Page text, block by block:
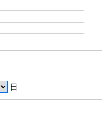
日